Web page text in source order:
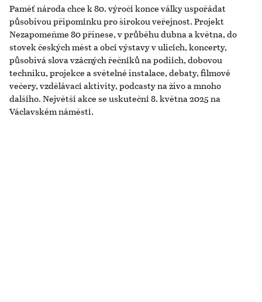
Paměť národa chce k 80. výročí konce války uspořádat
působivou připomínku pro širokou veřejnost. Projekt
Nezapomeňme 80 přinese, v průběhu dubna a května, do
stovek českých měst a obcí výstavy v ulicích, koncerty,
působivá slova vzácných řečníků na podiích, dobovou
techniku, projekce a světelné instalace, debaty, filmové
večery, vzdělávací aktivity, podcasty na živo a mnoho
dalšího. Největší akce se uskuteční 8. května 2025 na
Václavském náměstí.